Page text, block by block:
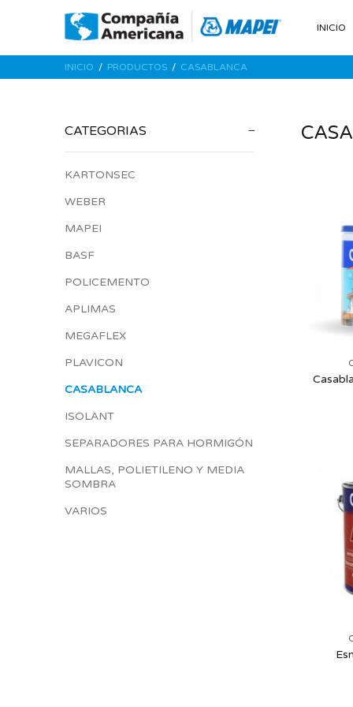
INICIO
INICIO PRODUCTOS CASABLANCA
CATEGORIAS
KARTONSEC
WEBER
MAPEI
BASF
POLICEMENTO
APLIMAS
MEGAFLEX
PLAVICON
CASABLANCA
ISOLANT
SEPARADORES PARA HORMIGÓN
MALLAS, POLIETILENO Y MEDIA
SOMBRA
VARIOS